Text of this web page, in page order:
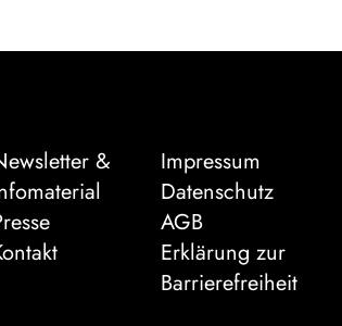
&
Impressum
Datenschutz
AGB
Erklärung zur
Barrierefreiheit